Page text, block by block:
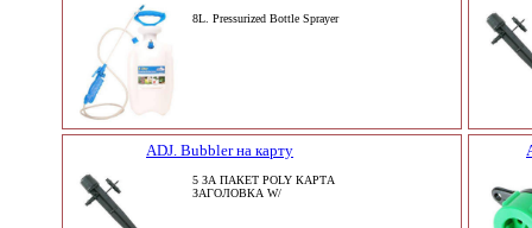
8L. Pressurized Bottle Sprayer
ADJ. Bubbler на карту
5 ЗА ПАКЕТ POLY КАРТА
ЗАГОЛОВКА W/